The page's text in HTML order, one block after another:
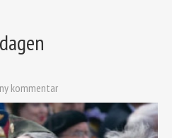
kommentar